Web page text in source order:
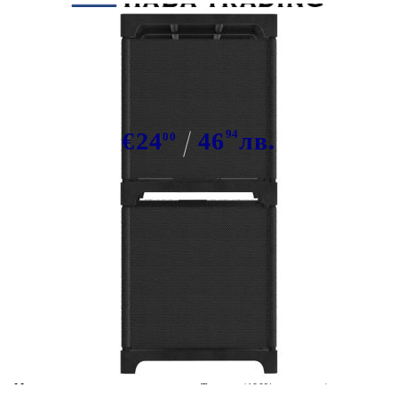
Рафт с 4 кубични отделения,
черен, 69x30x72,5 см, плат
€2400 4694лв.
В наличност: 23 бр.
Време за доставка: 5 до 9 дни
Безплатна доставка до адрес при плащане по банков път
Материал:
Текстил (100% полиестер), стомана